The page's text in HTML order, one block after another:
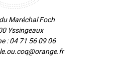
Maréchal Foch
Yssingeaux
: 04 71 56 09 06